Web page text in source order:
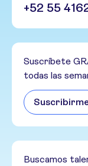
+52 55
Suscríbete
todas las
Buscamos